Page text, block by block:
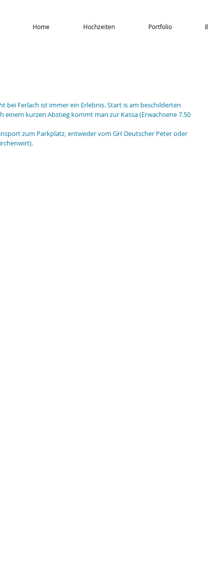
Home Hochzeiten Portfolio
bei Ferlach ist immer ein Erlebnis. Start is am beschilderten
einem kurzen Abstieg kommt man zur Kassa (Erwachsene 7.50
zum Parkplatz, entweder vom GH Deutscher Peter oder